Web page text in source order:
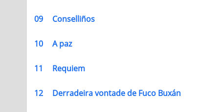
09 Conselliños
10 A paz
11 Requiem
12 Derradeira vontade de Fuco Buxán